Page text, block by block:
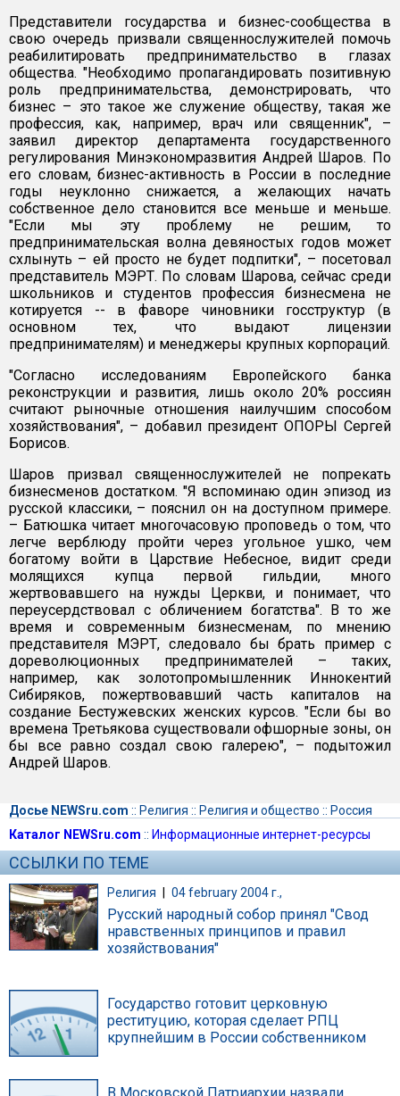
Представители государства и бизнес-сообщества в
свою очередь призвали священнослужителей помочь
реабилитировать предпринимательство в глазах
общества. "Необходимо пропагандировать позитивную
роль предпринимательства, демонстрировать, что
бизнес – это такое же служение обществу, такая же
профессия, как, например, врач или священник", –
заявил директор департамента государственного
регулирования Минэкономразвития Андрей Шаров. По
его словам, бизнес-активность в России в последние
годы неуклонно снижается, а желающих начать
собственное дело становится все меньше и меньше.
"Если мы эту проблему не решим, то
предпринимательская волна девяностых годов может
схлынуть – ей просто не будет подпитки", – посетовал
представитель МЭРТ. По словам Шарова, сейчас среди
школьников и студентов профессия бизнесмена не
котируется -- в фаворе чиновники госструктур (в
основном тех, что выдают лицензии
предпринимателям) и менеджеры крупных корпораций.
"Согласно исследованиям Европейского банка
реконструкции и развития, лишь около 20% россиян
считают рыночные отношения наилучшим способом
хозяйствования", – добавил президент ОПОРЫ Сергей
Борисов.
Шаров призвал священнослужителей не попрекать
бизнесменов достатком. "Я вспоминаю один эпизод из
русской классики, – пояснил он на доступном примере.
– Батюшка читает многочасовую проповедь о том, что
легче верблюду пройти через угольное ушко, чем
богатому войти в Царствие Небесное, видит среди
молящихся купца первой гильдии, много
жертвовавшего на нужды Церкви, и понимает, что
переусердствовал с обличением богатства". В то же
время и современным бизнесменам, по мнению
представителя МЭРТ, следовало бы брать пример с
дореволюционных предпринимателей – таких,
например, как золотопромышленник Иннокентий
Сибиряков, пожертвовавший часть капиталов на
создание Бестужевских женских курсов. "Если бы во
времена Третьякова существовали офшорные зоны, он
бы все равно создал свою галерею", – подытожил
Андрей Шаров.
Досье NEWSru.com :: Религия :: Религия и общество :: Россия
Каталог NEWSru.com :: Информационные интернет-ресурсы
ССЫЛКИ ПО ТЕМЕ
Религия | 04 february 2004 г.,
Русский народный собор принял "Свод
нравственных принципов и правил
хозяйствования"
Государство готовит церковную
реституцию, которая сделает РПЦ
крупнейшим в России собственником